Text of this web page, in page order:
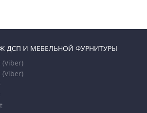
ДСП И МЕБЕЛЬНОЙ ФУРНИТУРЫ
(Viber)
(Viber)